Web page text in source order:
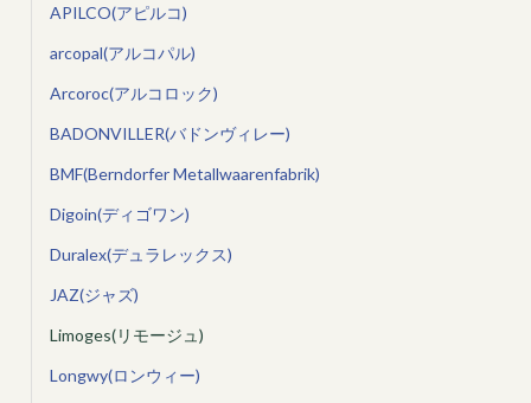
APILCO(アピルコ)
arcopal(アルコパル)
Arcoroc(アルコロック)
BADONVILLER(バドンヴィレー)
BMF(Berndorfer Metallwaarenfabrik)
Digoin(ディゴワン)
Duralex(デュラレックス)
JAZ(ジャズ)
Limoges(リモージュ)
Longwy(ロンウィー)